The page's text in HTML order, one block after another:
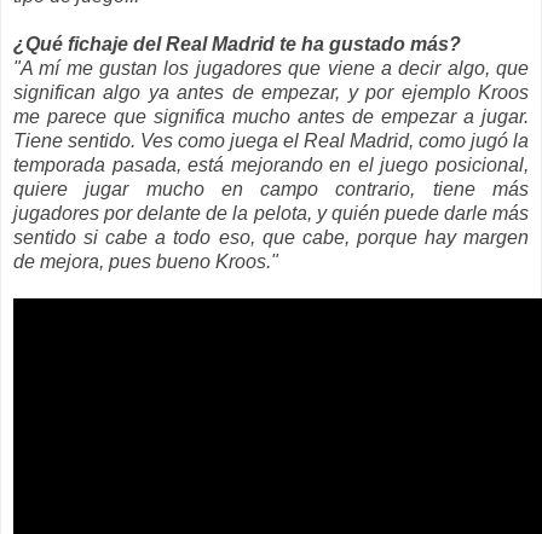
¿Qué fichaje del Real Madrid te ha gustado más?
"A mí me gustan los jugadores que viene a decir algo, que
significan algo ya antes de empezar, y por ejemplo Kroos
me parece que significa mucho antes de empezar a jugar.
Tiene sentido. Ves como juega el Real Madrid, como jugó la
temporada pasada, está mejorando en el juego posicional,
quiere jugar mucho en campo contrario, tiene más
jugadores por delante de la pelota, y quién puede darle más
sentido si cabe a todo eso, que cabe, porque hay margen
de mejora, pues bueno Kroos."